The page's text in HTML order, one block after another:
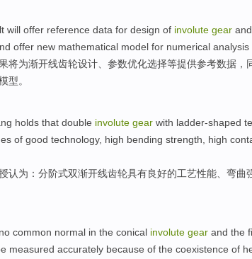
will offer reference data for design of involute gear and
offer new mathematical model for numerical analysis
将为渐开线齿轮设计 参数优化选择等提供参考数据 ，
型。
holds that double involute gear with ladder-shaped
of good technology, high bending strength , high
认为 ：分阶式双渐开线齿轮具有良好的工艺性能、 弯曲
common normal in the conical involute gear and the
measured accurately because of the coexistence of